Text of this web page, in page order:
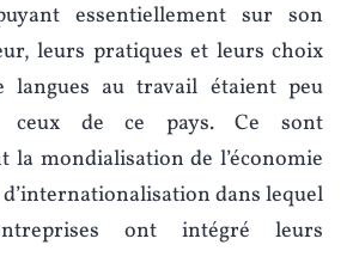
essentiellement sur son
leurs pratiques et leurs choix
langues au travail étaient peu
ceux de ce pays. Ce sont
la mondialisation de l’économie
dans lequel
ont intégré leurs